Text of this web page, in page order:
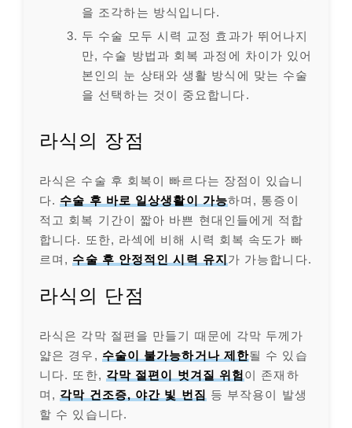
을 조각하는 방식입니다.
두 수술 모두 시력 교정 효과가 뛰어나지
만, 수술 방법과 회복 과정에 차이가 있어
본인의 눈 상태와 생활 방식에 맞는 수술
을 선택하는 것이 중요합니다.
라식의 장점
라식은 수술 후 회복이 빠르다는 장점이 있습니
다. 수술 후 바로 일상생활이 가능하며, 통증이
적고 회복 기간이 짧아 바쁜 현대인들에게 적합
합니다. 또한, 라섹에 비해 시력 회복 속도가 빠
르며, 수술 후 안정적인 시력 유지 가 가능합니다.
라식의 단점
라식은 각막 절편을 만들기 때문에 각막 두께가
얇은 경우, 수술이 불가능하거나 제한될 수 있습
니다. 또한, 각막 절편이 벗겨질 위험 이 존재하
며, 각막 건조증, 야간 빛 번짐 등 부작용이 발생
할 수 있습니다.